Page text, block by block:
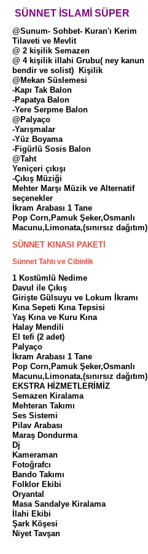
SÜNNET İSLAMİ SÜPER
@Sunum- Sohbet- Kuran'ı Kerim
Tilaveti ve Mevlit
@ 2 kişilik Semazen
@ 4 kişilik illahi Grubu( ney kanun
bendir ve solist) Kişilik
@Mekan Süslemesi
-Kapı Tak Balon
-Papatya Balon
-Yere Serpme Balon
@Palyaço
-Yarışmalar
-Yüz Boyama
-Figürlü Sosis Balon
@Taht
Yeniçeri çıkışı
-Çıkış Müziği
Mehter Marşı Müzik ve Alternatif
seçenekler
İkram Arabası 1 Tane
Pop Corn,Pamuk Şeker,Osmanlı
Macunu,Limonata,(sınırsız dağıtım)
SÜNNET KINASI PAKETİ
Sünnet Tahtı ve Cibinlik
1 Kostümlü Nedime
Davul ile Çıkış
Girişte Gülsuyu ve Lokum İkramı
Kına Sepeti Kına Tepsisi
Yaş Kına ve Kuru Kına
Halay Mendili
El tefi (2 adet)
Palyaço
İkram Arabası 1 Tane
Pop Corn,Pamuk Şeker,Osmanlı
Macunu,Limonata,(sınırsız dağıtım)
EKSTRA HİZMETLERİMİZ
Semazen Kiralama
Mehteran Takımı
Ses Sistemi
Pilav Arabası
Maraş Dondurma
Dj
Kameraman
Fotoğrafcı
Bando Takımı
Folklor Ekibi
Oryantal
Masa Sandalye Kiralama
İlahi Ekibi
Şark Köşesi
Niyet Tavşan